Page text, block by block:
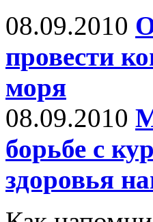
08.09.2010
провести
моря
08.09.2010
борьбе с
здоровья